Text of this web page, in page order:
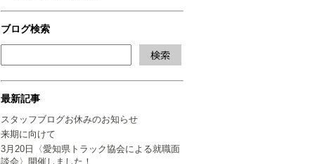
ブログ検索
最新記事
スタッフブログお休みのお知らせ
来期に向けて
3月20日〈愛知県トラック協会による就職面
談会〉開催しました！